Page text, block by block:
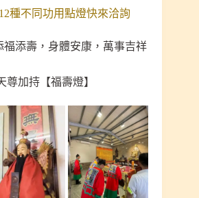
種不同功用點燈快來洽詢
福添壽，身體安康，萬事吉祥
尊加持【福壽燈】